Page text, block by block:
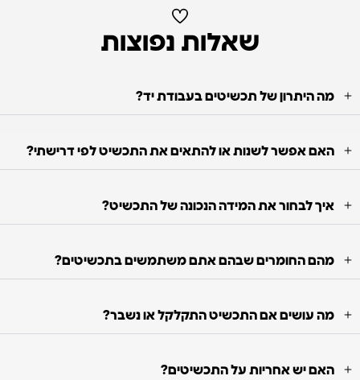
שאלות נפוצות
מה היתרון של תכשיטים בעבודת יד?
האם אפשר לשנות או להתאים את התכשיט לפי דרישתי?
איך לבחור את המידה הנכונה של התכשיט?
מהם החומרים שבהם אתם משתמשים בתכשיטים?
מה עושים אם התכשיט התקלקל או נשבר?
האם יש אחריות על התכשיטים?